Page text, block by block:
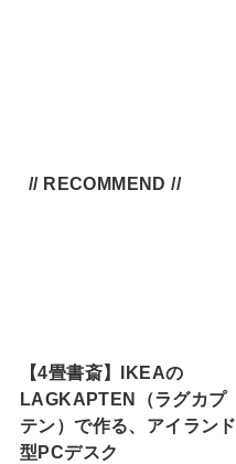
// RECOMMEND //
【4畳書斎】IKEAの
LAGKAPTEN（ラグカプ
テン）で作る、アイランド
型PCデスク